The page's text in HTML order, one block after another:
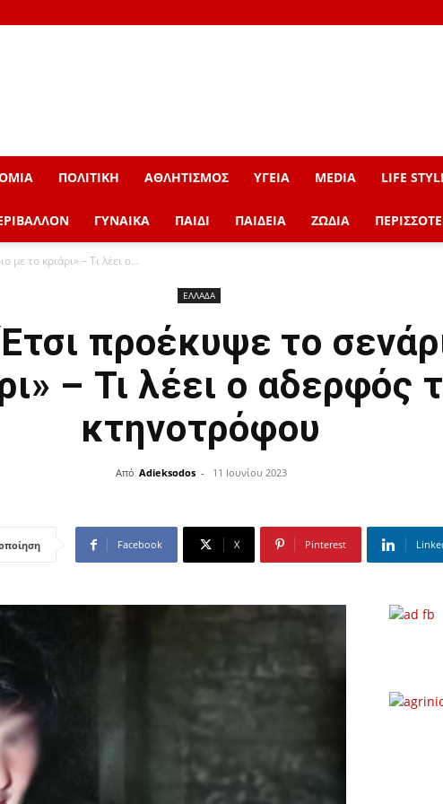
ΠΟΛΙΤΙΚΗ ΑΘΛΗΤΙΣΜΟΣ ΥΓΕΙΑ MEDIA LIFE
ΓΥΝΑΙΚΑ ΠΑΙΔΙ ΠΑΙΔΕΙΑ ΖΩΔΙΑ
με το κριάρι» – Τι λέει ο...
ΕΛΛΑΔΑ
προέκυψε το
– Τι λέει ο αδερφός
κτηνοτρόφου
Από Adieksodos - 11 Ιουνίου 2023
Facebook X Pinterest